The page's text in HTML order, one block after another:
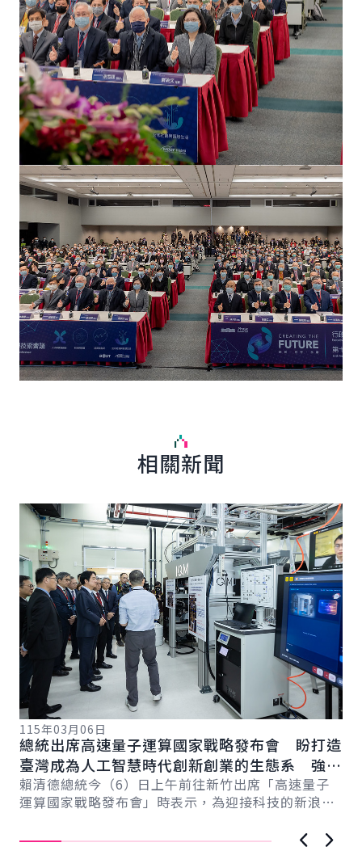
相關新聞
詳細內容
115年03月06日
總統出席高速量子運算國家戰略發布會 盼打造
臺灣成為人工智慧時代創新創業的生態系 強化
國際競爭力
賴清德總統今（6）日上午前往新竹出席「高速量子
運算國家戰略發布會」時表示，為迎接科技的新浪
建...
詳